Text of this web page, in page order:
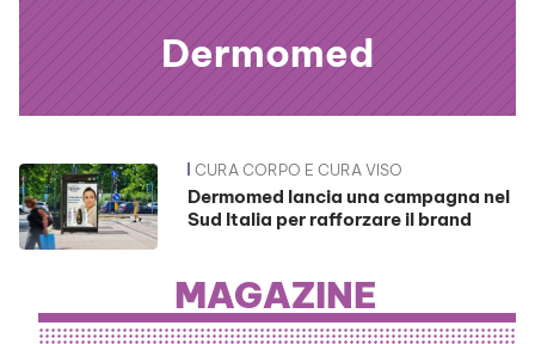
Dermomed
News CURA CORPO E CURA VISO
Dermomed lancia una campagna nel
Sud Italia per rafforzare il brand
MAGAZINE